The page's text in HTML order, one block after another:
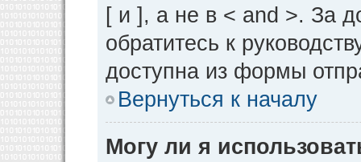
[ и ], а не в < and >. За
обратитесь к
доступна из формы
Вернуться к началу
Могу ли я